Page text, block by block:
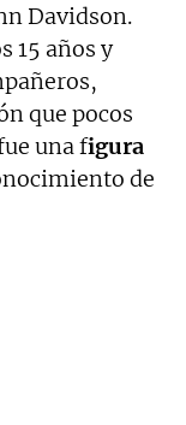
Davidson.
15 años y
que pocos
una figura
de